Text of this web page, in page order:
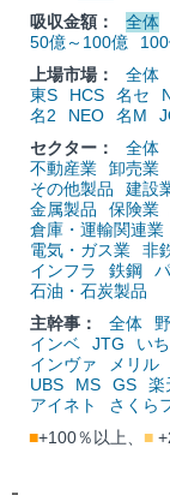
吸収金額：
全体
50億～100億
上場市場：
全体
東S
HCS 名セ
名2
NEO 名M
セクター：
全体
不動産業
卸売業
その他製品
建設
金属製品
保険業
倉庫・運輸関連業
電気・ガス業
非
インフラ
鉄鋼
石油・石炭製品
主幹事：
全体
インベ
JTG い
インヴァ
メリル
UBS
MS GS 楽
アイネト
さくら
■+100％以上、 ■